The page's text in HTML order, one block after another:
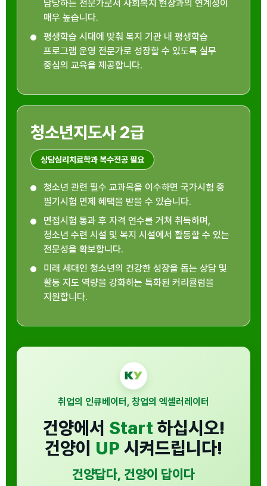
담당하는 전문가로서 사회복지 현장과의 연계성이
매우 높습니다.
평생학습 시대에 맞춰 복지 기관 내 평생학습
프로그램 운영 전문가로 성장할 수 있도록 실무
중심의 교육을 제공합니다.
청소년지도사 2급
상담심리치료학과 복수전공 필요
청소년 관련 필수 교과목을 이수하면 국가시험 중
필기시험 면제 혜택을 받을 수 있습니다.
면접시험 통과 후 자격 연수를 거쳐 취득하며,
청소년 수련 시설 및 복지 시설에서 활동할 수 있는
전문성을 확보합니다.
미래 세대인 청소년의 건강한 성장을 돕는 상담 및
활동 지도 역량을 강화하는 특화된 커리큘럼을
지원합니다.
취업의 인큐베이터, 창업의 엑셀러레이터
건양에서 Start 하십시오!
건양이 UP 시켜드립니다!
건양답다, 건양이 답이다